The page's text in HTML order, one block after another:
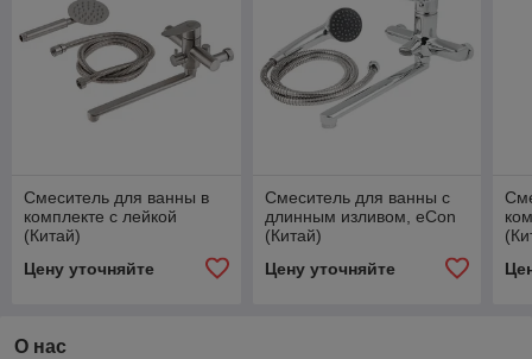
Смеситель для ванны в
комплекте с лейкой
(Китай)
Цену уточняйте
Смеситель для ванны с
длинным изливом, eCon
(Китай)
Цену уточняйте
О нас